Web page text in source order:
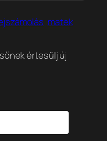
matek
értesülj új